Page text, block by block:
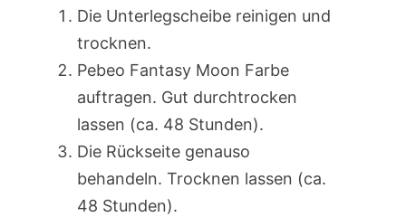
Die Unterlegscheibe reinigen und
trocknen.
Pebeo Fantasy Moon Farbe
auftragen. Gut durchtrocken
lassen (ca. 48 Stunden).
Die Rückseite genauso
behandeln. Trocknen lassen (ca.
48 Stunden).